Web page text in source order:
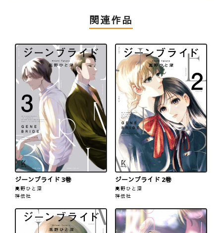
関連作品
ジーンブライド 3巻
高野ひと深
祥伝社
ジーンブライド 2巻
高野ひと深
祥伝社